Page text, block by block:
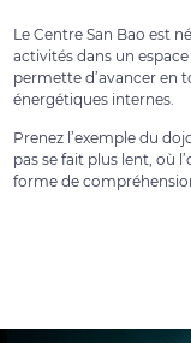
Le Centre San Bao est
activités dans un
permette d’avancer en
énergétiques internes.
Prenez l’exemple du
pas se fait plus lent, où
forme de